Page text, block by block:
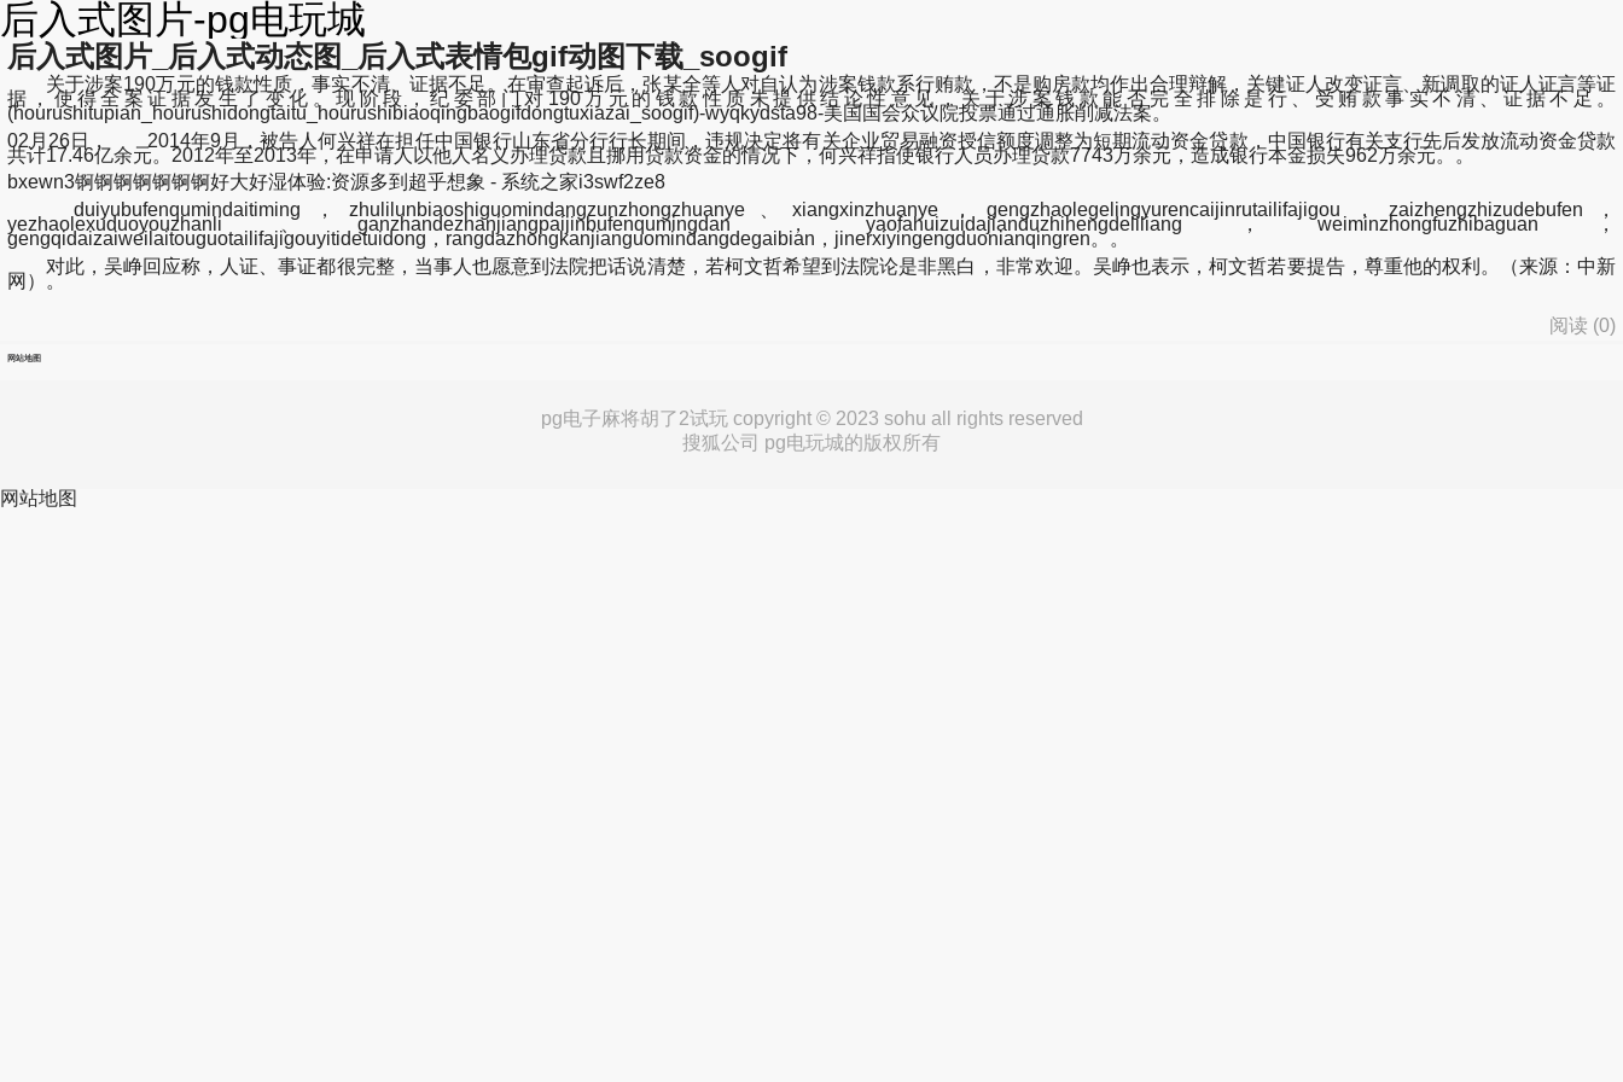
后入式图片-pg电玩城
后入式图片_后入式动态图_后入式表情包gif动图下载_soogif
关于涉案190万元的钱款性质，事实不清、证据不足。在审查起诉后，张某全等人对自认为涉案钱款系行贿款，不是购房款均作出合理辩解，关键证人改变证言、新调取的证人证言等证
据，使得全案证据发生了变化。现阶段，纪委部门对190万元的钱款性质未提供结论性意见，关于涉案钱款能否完全排除是行、受贿款事实不清、证据不足。
(hourushitupian_hourushidongtaitu_hourushibiaoqingbaogifdongtuxiazai_soogif)-wyqkydsta98-美国国会众议院投票通过通胀削减法案。
02月26日， 2014年9月，被告人何兴祥在担任中国银行山东省分行行长期间，违规决定将有关企业贸易融资授信额度调整为短期流动资金贷款，中国银行有关支行先后发放流动资金贷款
共计17.46亿余元。2012年至2013年，在申请人以他人名义办理贷款且挪用贷款资金的情况下，何兴祥指使银行人员办理贷款7743万余元，造成银行本金损失962万余元。。
bxewn3锕锕锕锕锕锕锕好大好湿体验:资源多到超乎想象 - 系统之家i3swf2ze8
duiyubufenqumindaitiming，zhulilunbiaoshiguomindangzunzhongzhuanye、xiangxinzhuanye，gengzhaolegelingyurencaijinrutailifajigou，zaizhengzhizudebufen，
yezhaolexuduoyouzhanli、ganzhandezhanjiangpaijinbufenqumingdan，yaofahuizuidajianduzhihengdeliliang，weiminzhongfuzhibaguan，
gengqidaizaiweilaitouguotailifajigouyitidetuidong，rangdazhongkanjianguomindangdegaibian，jinerxiyingengduonianqingren。。
对此，吴峥回应称，人证、事证都很完整，当事人也愿意到法院把话说清楚，若柯文哲希望到法院论是非黑白，非常欢迎。吴峥也表示，柯文哲若要提告，尊重他的权利。（来源：中新
网）。
阅读 (0)
网站地图
pg电子麻将胡了2试玩 copyright © 2023 sohu all rights reserved
搜狐公司 pg电玩城的版权所有
网站地图